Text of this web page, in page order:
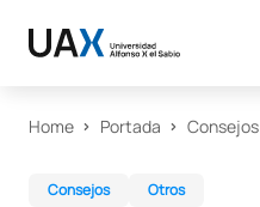
Home Portada Consejos
Consejos Otros